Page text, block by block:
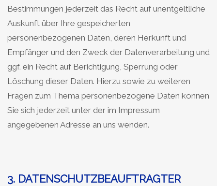
Bestimmungen jederzeit das Recht auf unentgeltliche
Auskunft über Ihre gespeicherten
personenbezogenen Daten, deren Herkunft und
Empfänger und den Zweck der Datenverarbeitung und
ggf. ein Recht auf Berichtigung, Sperrung oder
Löschung dieser Daten. Hierzu sowie zu weiteren
Fragen zum Thema personenbezogene Daten können
Sie sich jederzeit unter der im Impressum
angegebenen Adresse an uns wenden.
3. DATENSCHUTZBEAUFTRAGTER